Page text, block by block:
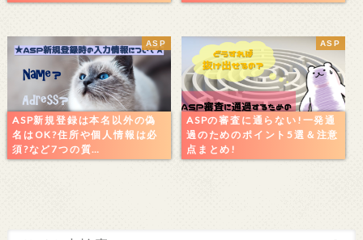
ASP
ASP新規登録は本名以外の偽
名はOK?住所や個人情報は必
須?など7つの質…
ASP
ASPの審査に通らない!一発通
過のためのポイント5選＆注意
点まとめ!